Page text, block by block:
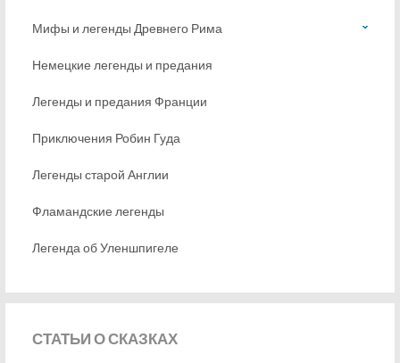
Мифы и легенды Древнего Рима
Немецкие легенды и предания
Легенды и предания Франции
Приключения Робин Гуда
Легенды старой Англии
Фламандские легенды
Легенда об Уленшпигеле
СТАТЬИО СКАЗКАХ